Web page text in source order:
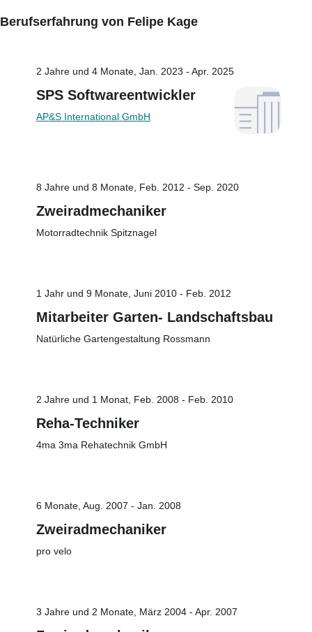
Berufserfahrung von Felipe Kage
2 Jahre und 4 Monate, Jan. 2023 - Apr. 2025
SPS Softwareentwickler
AP&S International GmbH
8 Jahre und 8 Monate, Feb. 2012 - Sep. 2020
Zweiradmechaniker
Motorradtechnik Spitznagel
1 Jahr und 9 Monate, Juni 2010 - Feb. 2012
Mitarbeiter Garten- Landschaftsbau
Natürliche Gartengestaltung Rossmann
2 Jahre und 1 Monat, Feb. 2008 - Feb. 2010
Reha-Techniker
4ma 3ma Rehatechnik GmbH
6 Monate, Aug. 2007 - Jan. 2008
Zweiradmechaniker
pro velo
3 Jahre und 2 Monate, März 2004 - Apr. 2007